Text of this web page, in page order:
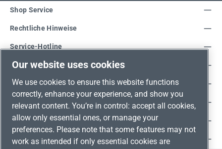
Service-Hotline
Shop Service
Rechtliche Hinweise
Unsere Vorteile
Versandarten
Zahlungsarten
Adresse
Umweltschutz & Partnerschaft
Our website uses cookies
We use cookies to ensure this website functions
correctly, enhance your experience, and show you
relevant content. You’re in control: accept all cookies,
allow only essential ones, or manage your
preferences. Please note that some features may not
work as intended if only essential cookies are